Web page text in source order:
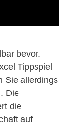
bevor.
Tippspiel
Sie allerdings
Die
die
auf